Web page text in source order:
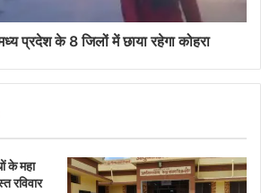
प्रदेश के 8 जिलों में छाया रहेगा कोहरा
के महा
रविवार